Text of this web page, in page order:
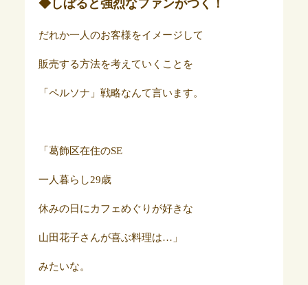
◆しぼると強烈なファンがつく！
だれか一人のお客様をイメージして
販売する方法を考えていくことを
「ペルソナ」戦略なんて言います。
「葛飾区在住のSE
一人暮らし29歳
休みの日にカフェめぐりが好きな
山田花子さんが喜ぶ料理は…」
みたいな。